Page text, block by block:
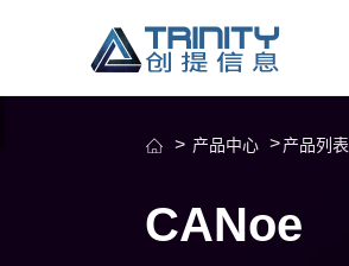
产品中心 产品列表
CANoe